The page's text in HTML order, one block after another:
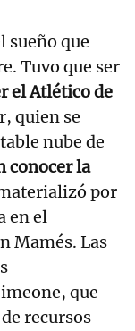
sueño que
Tuvo que ser
el Atlético de
quien se
nube de
conocer la
por
en el
Mamés. Las
que
recursos